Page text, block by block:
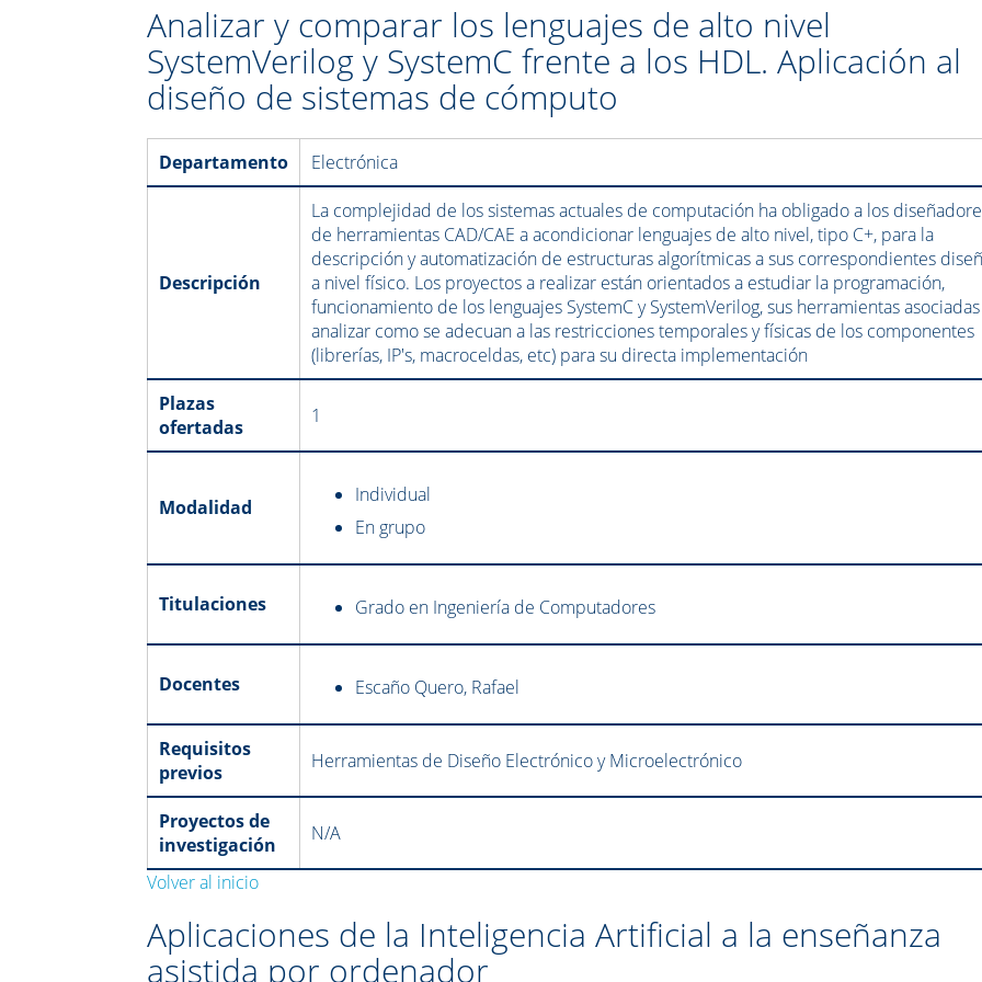
Analizar y comparar los lenguajes de alto nivel
SystemVerilog y SystemC frente a los HDL. Aplicación al
diseño de sistemas de cómputo
Departamento Electrónica
Descripción
La complejidad de los sistemas actuales de computación ha obligado a los
de herramientas CAD/CAE a acondicionar lenguajes de alto nivel, tipo C+, para la
descripción y automatización de estructuras algorítmicas a sus correspondientes
a nivel físico. Los proyectos a realizar están orientados a estudiar la programación,
funcionamiento de los lenguajes SystemC y SystemVerilog, sus herramientas
analizar como se adecuan a las restricciones temporales y físicas de los componentes
(librerías, IP's, macroceldas, etc) para su directa implementación
Plazas
ofertadas
1
Modalidad
Individual
En grupo
Titulaciones Grado en Ingeniería de Computadores
Docentes Escaño Quero, Rafael
Requisitos
previos
Herramientas de Diseño Electrónico y Microelectrónico
Proyectos de
investigación
N/A
Volver al inicio
Aplicaciones de la Inteligencia Artificial a la enseñanza
asistida por ordenador